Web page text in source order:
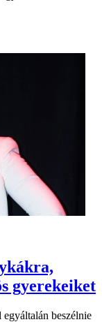
gyerekeiket
beszélnie